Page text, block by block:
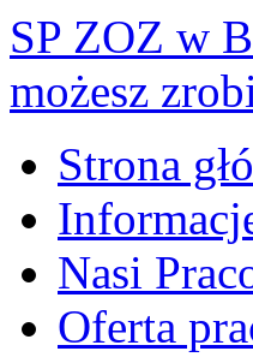
SP ZOZ w
możesz
Strona
Nasi
Oferta